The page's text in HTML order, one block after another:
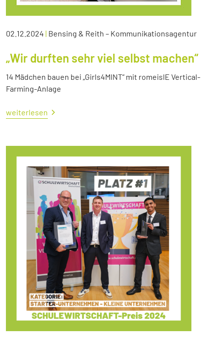
02.12.2024 | Bensing & Reith – Kommunikationsagentur
„Wir durften sehr viel selbst machen“
14 Mädchen bauen bei „Girls4MINT“ mit romeisIE Vertical-
Farming-Anlage
weiterlesen